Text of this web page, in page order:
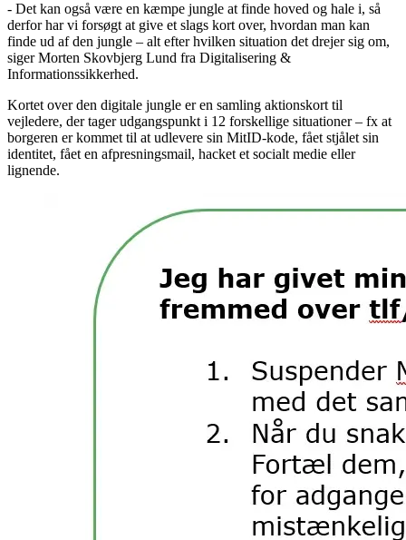
- Det kan også være en kæmpe jungle at finde hoved og hale i, så
derfor har vi forsøgt at give et slags kort over, hvordan man kan
finde ud af den jungle – alt efter hvilken situation det drejer sig om,
siger Morten Skovbjerg Lund fra Digitalisering &
Informationssikkerhed.
Kortet over den digitale jungle er en samling aktionskort til
vejledere, der tager udgangspunkt i 12 forskellige situationer – fx at
borgeren er kommet til at udlevere sin MitID-kode, fået stjålet sin
identitet, fået en afpresningsmail, hacket et socialt medie eller
lignende.